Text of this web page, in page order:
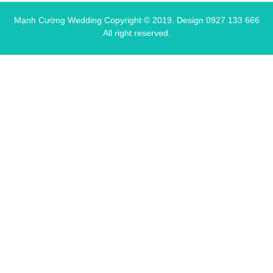
Mạnh Cường Wedding Copyright © 2019. Design 0927 133 666
All right reserved.